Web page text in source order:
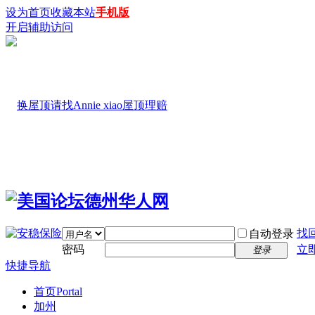
设为首页收藏本站手机版
开启辅助访问
自动登录 找
密码
登录
立
快捷导航
首页Portal
加州